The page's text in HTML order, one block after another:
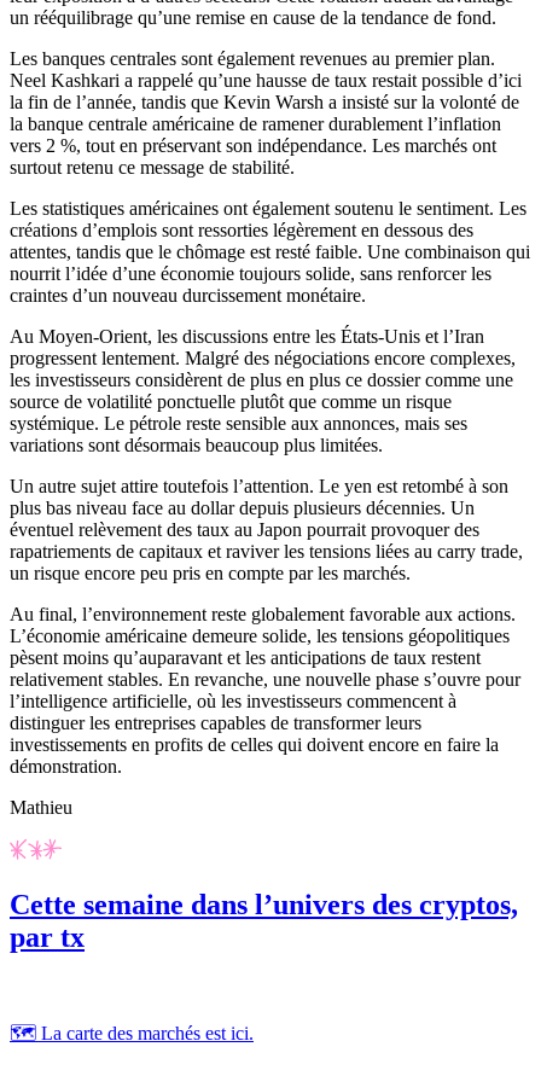
un rééquilibrage qu’une remise en cause de la tendance de fond.
Les banques centrales sont également revenues au premier plan.
Neel Kashkari a rappelé qu’une hausse de taux restait possible d’ici
la fin de l’année, tandis que Kevin Warsh a insisté sur la volonté de
la banque centrale américaine de ramener durablement l’inflation
vers 2 %, tout en préservant son indépendance. Les marchés ont
surtout retenu ce message de stabilité.
Les statistiques américaines ont également soutenu le sentiment. Les
créations d’emplois sont ressorties légèrement en dessous des
attentes, tandis que le chômage est resté faible. Une combinaison qui
nourrit l’idée d’une économie toujours solide, sans renforcer les
craintes d’un nouveau durcissement monétaire.
Au Moyen-Orient, les discussions entre les États-Unis et l’Iran
progressent lentement. Malgré des négociations encore complexes,
les investisseurs considèrent de plus en plus ce dossier comme une
source de volatilité ponctuelle plutôt que comme un risque
systémique. Le pétrole reste sensible aux annonces, mais ses
variations sont désormais beaucoup plus limitées.
Un autre sujet attire toutefois l’attention. Le yen est retombé à son
plus bas niveau face au dollar depuis plusieurs décennies. Un
éventuel relèvement des taux au Japon pourrait provoquer des
rapatriements de capitaux et raviver les tensions liées au carry trade,
un risque encore peu pris en compte par les marchés.
Au final, l’environnement reste globalement favorable aux actions.
L’économie américaine demeure solide, les tensions géopolitiques
pèsent moins qu’auparavant et les anticipations de taux restent
relativement stables. En revanche, une nouvelle phase s’ouvre pour
l’intelligence artificielle, où les investisseurs commencent à
distinguer les entreprises capables de transformer leurs
investissements en profits de celles qui doivent encore en faire la
démonstration.
Mathieu
Cette semaine dans l’univers des cryptos,
par tx
🗺️ La carte des marchés est ici.